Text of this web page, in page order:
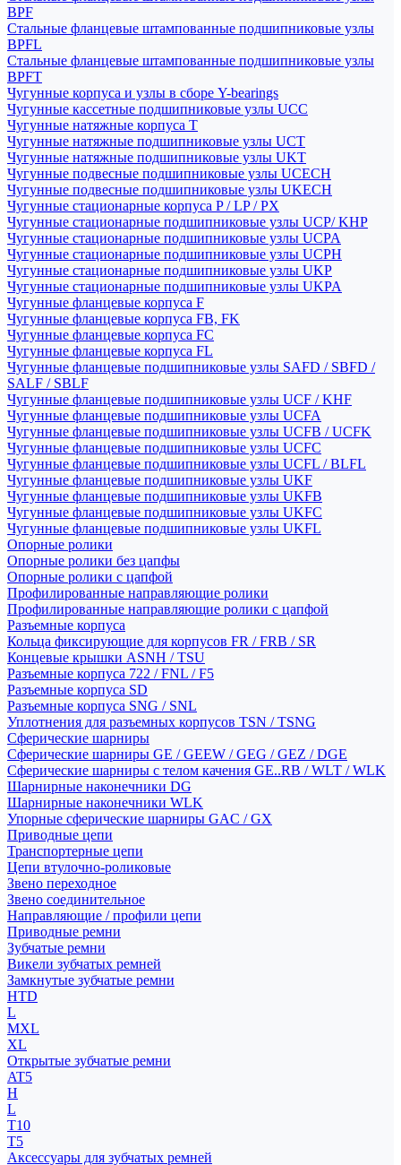
BPF
Стальные фланцевые штампованные подшипниковые узлы
BPFL
Стальные фланцевые штампованные подшипниковые узлы
BPFT
Чугунные корпуса и узлы в сборе Y-bearings
Чугунные кассетные подшипниковые узлы UCC
Чугунные натяжные корпуса T
Чугунные натяжные подшипниковые узлы UCT
Чугунные натяжные подшипниковые узлы UKT
Чугунные подвесные подшипниковые узлы UCECH
Чугунные подвесные подшипниковые узлы UKECH
Чугунные стационарные корпуса P / LP / PX
Чугунные стационарные подшипниковые узлы UCP/ KHP
Чугунные стационарные подшипниковые узлы UCPA
Чугунные стационарные подшипниковые узлы UCPH
Чугунные стационарные подшипниковые узлы UKP
Чугунные стационарные подшипниковые узлы UKPA
Чугунные фланцевые корпуса F
Чугунные фланцевые корпуса FB, FK
Чугунные фланцевые корпуса FC
Чугунные фланцевые корпуса FL
Чугунные фланцевые подшипниковые узлы SAFD / SBFD /
SALF / SBLF
Чугунные фланцевые подшипниковые узлы UCF / KHF
Чугунные фланцевые подшипниковые узлы UCFA
Чугунные фланцевые подшипниковые узлы UCFB / UCFK
Чугунные фланцевые подшипниковые узлы UCFC
Чугунные фланцевые подшипниковые узлы UCFL / BLFL
Чугунные фланцевые подшипниковые узлы UKF
Чугунные фланцевые подшипниковые узлы UKFB
Чугунные фланцевые подшипниковые узлы UKFC
Чугунные фланцевые подшипниковые узлы UKFL
Опорные ролики
Опорные ролики без цапфы
Опорные ролики с цапфой
Профилированные направляющие ролики
Профилированные направляющие ролики с цапфой
Разъемные корпуса
Кольца фиксирующие для корпусов FR / FRB / SR
Концевые крышки ASNH / TSU
Разъемные корпуса 722 / FNL / F5
Разъемные корпуса SD
Разъемные корпуса SNG / SNL
Уплотнения для разъемных корпусов TSN / TSNG
Сферические шарниры
Сферические шарниры GE / GEEW / GEG / GEZ / DGE
Сферические шарниры с телом качения GE..RB / WLT / WLK
Шарнирные наконечники DG
Шарнирные наконечники WLK
Упорные сферические шарниры GAC / GX
Приводные цепи
Транспортерные цепи
Цепи втулочно-роликовые
Звено переходное
Звено соединительное
Направляющие / профили цепи
Приводные ремни
Зубчатые ремни
Викели зубчатых ремней
Замкнутые зубчатые ремни
HTD
L
MXL
XL
Открытые зубчатые ремни
AT5
H
L
T10
T5
Аксессуары для зубчатых ремней